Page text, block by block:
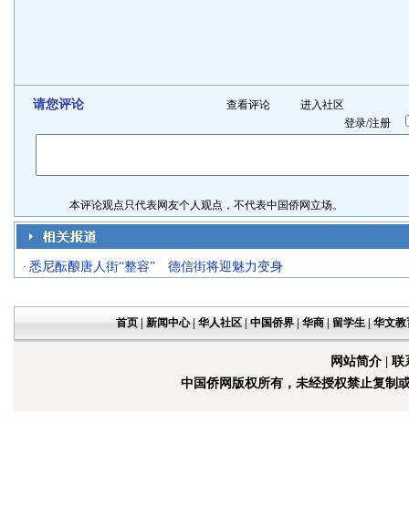
请您评论 查看评论
进入社区
登录/注册
本评论观点只代表网友个人观点，不代表中国侨网立场。
· 悉尼酝酿唐人街“整容” 德信街将迎魅力变身
首页| 新闻中心| 华人社区| 中国侨界| 华商| 留学生| 华文教
网站简介| 联
中国侨网版权所有，未经授权禁止复制